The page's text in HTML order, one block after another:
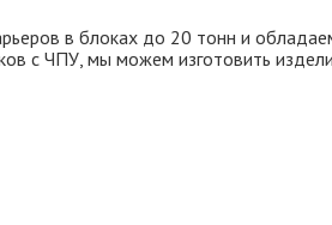
в блоках до 20 тонн и
с ЧПУ, мы можем изготовить